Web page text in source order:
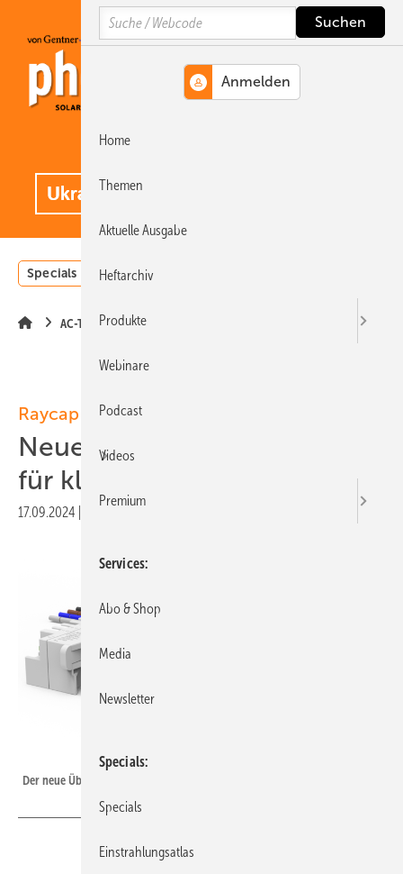
Hauptinhalt
Hauptmenü
SiteSearch
Specials Einstrahlungsatlas
AC-Technik
Raycap
Neuer Überspannungsschutz
für ­kleine Wallboxen
17.09.2024
Der neue Überspannungsschutz für Ladepunkte von Raycap.
Search
Home
Themen
Aktuelle Ausgabe
Heftarchiv
Produkte
Webinare
Podcast
Videos
Premium
Services
Abo & Shop
Media
Newsletter
Specials
Specials
Einstrahlungsatlas